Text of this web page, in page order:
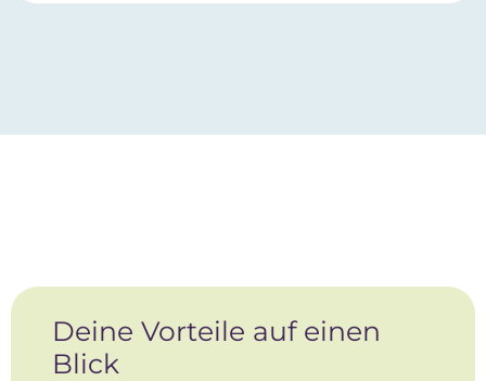
Deine Vorteile auf einen
Blick